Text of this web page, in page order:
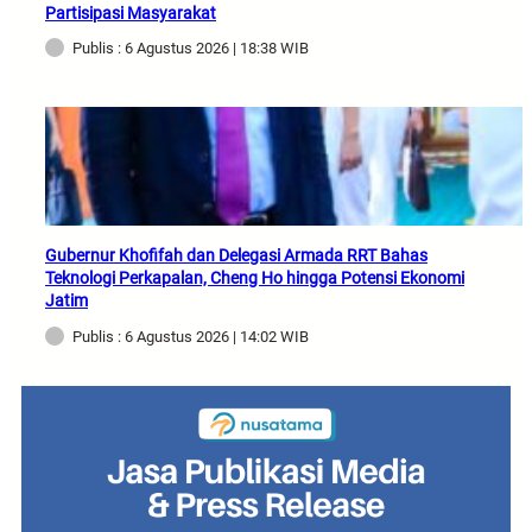
Partisipasi Masyarakat
Publis : 6 Agustus 2026 | 18:38 WIB
Gubernur Khofifah dan Delegasi Armada RRT Bahas
Teknologi Perkapalan, Cheng Ho hingga Potensi Ekonomi
Jatim
Publis : 6 Agustus 2026 | 14:02 WIB